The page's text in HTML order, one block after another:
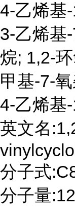
4-乙烯基
3-乙烯基
烷; 1,2-
甲基-7-
4-乙烯基
英文名
分子式
分子量